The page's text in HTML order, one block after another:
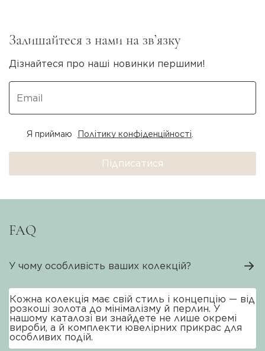
Залишайтеся з нами на зв’язку
Дізнайтеся про наші новинки першими!
Підписатися
Я приймаю Політику конфіденційності
FAQ
У чому особливість ваших колекцій?
Кожна колекція має свій стиль і концепцію — від
розкоші золота до мінімалізму й перлин. У
нашому каталозі ви знайдете не лише окремі
вироби, а й комплекти ювелірних прикрас для
особливих подій.